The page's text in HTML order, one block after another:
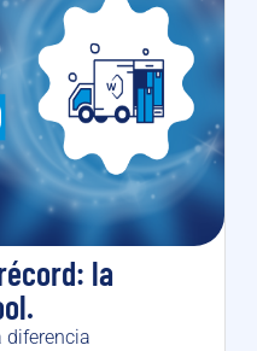
la
diferencia